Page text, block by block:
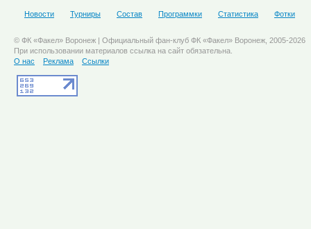
Новости Турниры Состав Программки Статистика Фотки
© ФК «Факел» Воронеж | Официальный фан-клуб ФК «Факел» Воронеж, 2005-2026
При использовании материалов ссылка на сайт обязательна.
О нас
Реклама Ссылки